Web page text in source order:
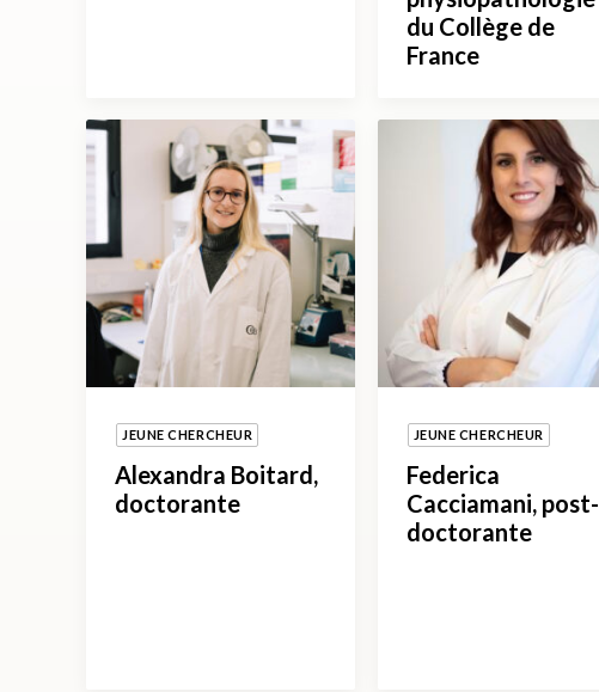
du Collège de
France
JEUNE CHERCHEUR
Alexandra Boitard,
doctorante
JEUNE CHERCHEUR
Federica
Cacciamani, post-
doctorante